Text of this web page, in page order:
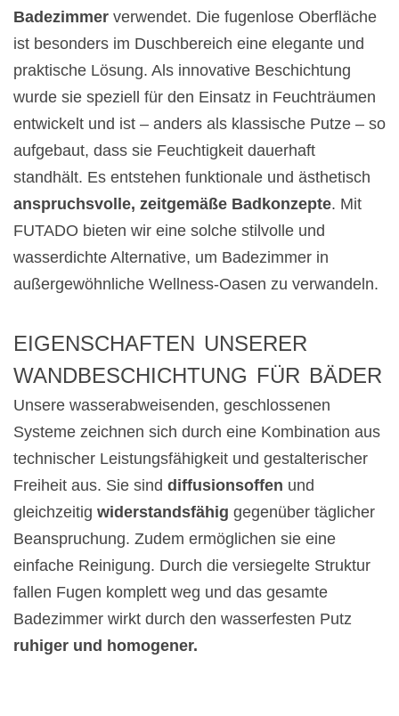
Badezimmer verwendet. Die fugenlose Oberfläche
ist besonders im Duschbereich eine elegante und
praktische Lösung. Als innovative Beschichtung
wurde sie speziell für den Einsatz in Feuchträumen
entwickelt und ist – anders als klassische Putze – so
aufgebaut, dass sie Feuchtigkeit dauerhaft
standhält. Es entstehen funktionale und ästhetisch
anspruchsvolle, zeitgemäße Badkonzepte. Mit
FUTADO bieten wir eine solche stilvolle und
wasserdichte Alternative, um Badezimmer in
außergewöhnliche Wellness-Oasen zu verwandeln.
EIGENSCHAFTEN UNSERER
WANDBESCHICHTUNG FÜR BÄDER
Unsere wasserabweisenden, geschlossenen
Systeme zeichnen sich durch eine Kombination aus
technischer Leistungsfähigkeit und gestalterischer
Freiheit aus. Sie sind diffusionsoffen und
gleichzeitig widerstandsfähig gegenüber täglicher
Beanspruchung. Zudem ermöglichen sie eine
einfache Reinigung. Durch die versiegelte Struktur
fallen Fugen komplett weg und das gesamte
Badezimmer wirkt durch den wasserfesten Putz
ruhiger und homogener.